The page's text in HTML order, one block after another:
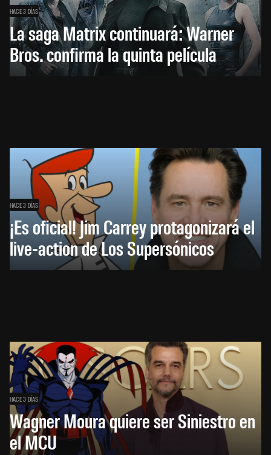
HACE 3 DÍAS
La saga Matrix continuará: Warner
Bros. confirma la quinta película
HACE 3 DÍAS
¡Es oficial! Jim Carrey protagonizará el
live-action de Los Supersónicos
HACE 3 DÍAS
Wagner Moura quiere ser Siniestro en
el MCU